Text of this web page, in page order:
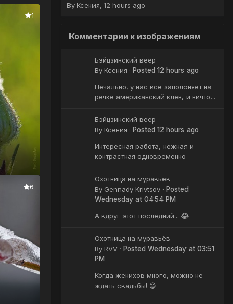
1
6
By Ксения, 12 hours ago
Комментарии к изображениям
Бэйцзинский веер
By Ксения · Posted 12 hours ago
Печально, у нас всё заполоняет на
речке американский клён, и ничто...
Бэйцзинский веер
By Ксения · Posted 12 hours ago
Интересная работа, нежная и
контрастная одновременно
Охотница на муравьёв
By Gennady Krivtsov · Posted
Wednesday at 04:54 PM
А вдруг этот последний... 😂
Охотница на муравьёв
By RVV · Posted Wednesday at 03:51
PM
Когда женихов много, можно не
ждать свадьбы! 😄